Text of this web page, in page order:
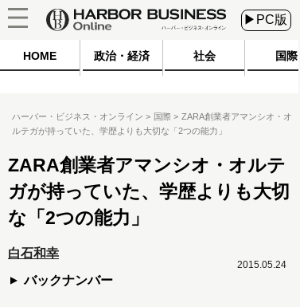
▶PC版
HOME 政治・経済 社会 国際
ハーバー・ビジネス・オンライン 国際
ZARA創業者アマンシオ・オ
ルテガが持っていた、学歴よりも大切な「2つの能力」
ZARA創業者アマンシオ・オルテ
ガが持っていた、学歴よりも大切
な「2つの能力」
白石和幸
バックナンバー
2015.05.24